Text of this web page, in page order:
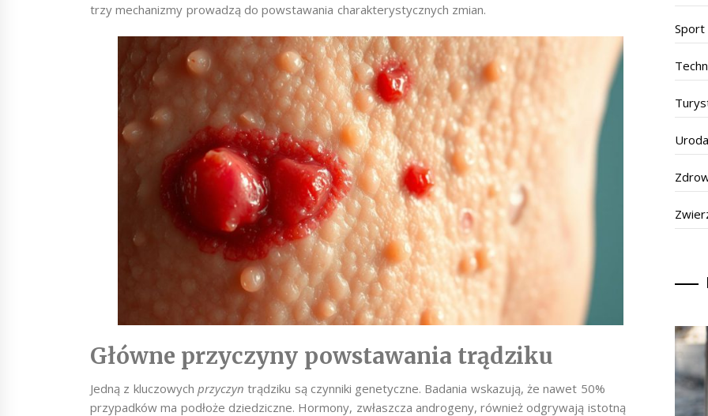
trzy mechanizmy prowadzą do powstawania charakterystycznych zmian.
Główne przyczyny powstawania trądziku
Jedną z kluczowych przyczyn trądziku są czynniki genetyczne. Badania wskazują, że nawet 50%
przypadków ma podłoże dziedziczne. Hormony, zwłaszcza androgeny, również odgrywają istotną
Sport